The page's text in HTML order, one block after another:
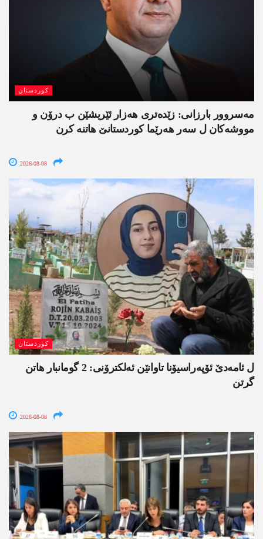
کوردستان
مەسروور بارزانی: زێدەتری ھەزار ئێریشێن ب درۆن و
مووشەکان ل سەر ھەرێما کوردستانێ ھاتنە کرن
2026-08-08
کوردستان
ل ئامەدێ ئۆپەراسیۆنا تاوانێن ئەلکترۆنی: 2 گومانبار ھاتن
گرتن
2026-08-08